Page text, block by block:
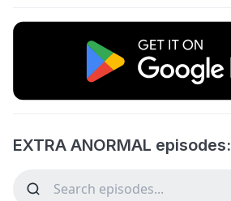
EXTRA ANORMAL episodes: